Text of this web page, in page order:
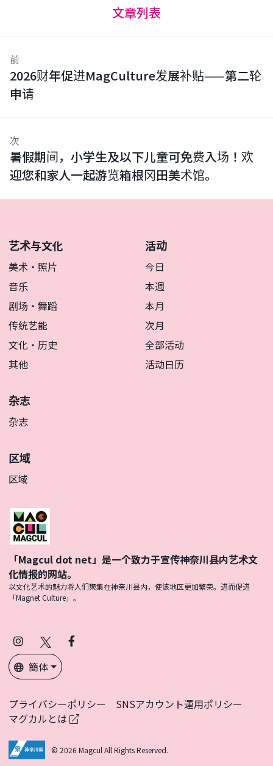
文章列表
前
2026财年促进MagCulture发展补贴——第二轮
申请
次
暑假期间，小学生及以下儿童可免费入场！欢
迎您和家人一起游览箱根冈田美术馆。
艺术与文化
美术・照片
音乐
剧场・舞蹈
传统艺能
文化・历史
其他
活动
今日
本週
本月
次月
全部活动
活动日历
杂志
杂志
区域
区域
「Magcul dot net」是一个致力于宣传神奈川县内艺术文
化情报的网站。
以文化艺术的魅力将人们聚集在神奈川县内，使该地区更加繁荣。进而促进
「Magnet Culture」。
Instagram
(Twitter)
Facebook
簡体
プライバシーポリシー
SNSアカウント運用ポリシー
マグカルとは
© 2026 Magcul All Rights Reserved.